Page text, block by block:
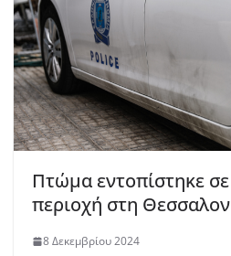
Πτώμα εντοπίστηκε
περιοχή στη
8 Δεκεμβρίου 2024